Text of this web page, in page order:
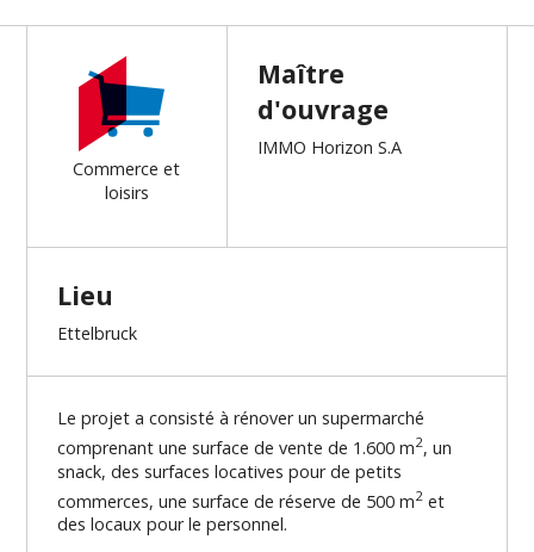
Commerce et
loisirs
Maître
d'ouvrage
IMMO Horizon S.A
Lieu
Ettelbruck
Le projet a consisté à rénover un supermarché
comprenant une surface de vente de 1.600 m2, un
snack, des surfaces locatives pour de petits
commerces, une surface de réserve de 500 m2 et
des locaux pour le personnel.